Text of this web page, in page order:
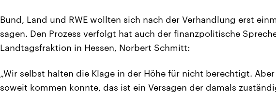
Bund, Land und RWE wollten sich nach der Verhandlung erst
sagen. Den Prozess verfolgt hat auch der finanzpolitische
Landtagsfraktion in Hessen, Norbert Schmitt:
„Wir selbst halten die Klage in der Höhe für nicht berechtigt.
soweit kommen konnte, das ist ein Versagen der damals